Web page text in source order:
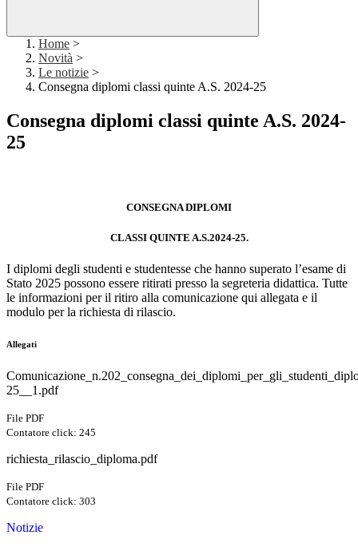
Home >
Novità >
Le notizie >
Consegna diplomi classi quinte A.S. 2024-25
Consegna diplomi classi quinte A.S. 2024-
25
CONSEGNA DIPLOMI
CLASSI QUINTE A.S.2024-25.
I diplomi degli studenti e studentesse che hanno superato l’esame di
Stato 2025 possono essere ritirati presso la segreteria didattica. Tutte
le informazioni per il ritiro alla comunicazione qui allegata e il
modulo per la richiesta di rilascio.
Allegati
25__1.pdf
File PDF
Contatore click: 245
richiesta_rilascio_diploma.pdf
File PDF
Contatore click: 303
Notizie